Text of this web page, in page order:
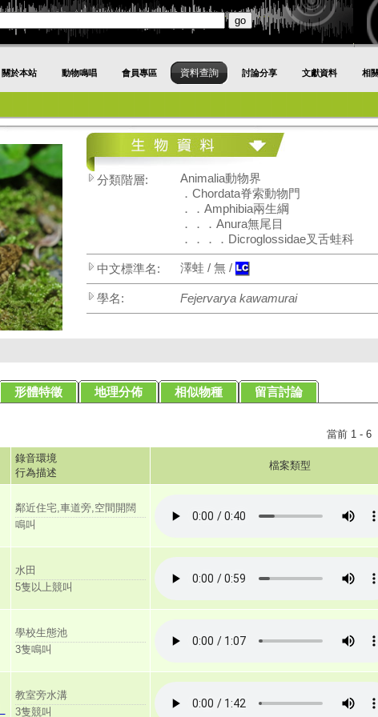
關於本站 動物鳴唱 會員專區 資料查詢 討論分享 文獻資料 相
分類階層:
Animalia動物界
．Chordata脊索動物門
．．Amphibia兩生綱
．．．Anura無尾目
．．．．Dicroglossidae叉舌蛙科
中文標準名: 澤蛙 / 無 /
學名: Fejervarya kawamurai
形體特徵 地理分佈 相似物種 留言討論
當前 1 - 6
錄音環境
行為描述
檔案類型
鄰近住宅,車道旁,空間開闊
鳴叫
水田
5隻以上競叫
學校生態池
3隻鳴叫
教室旁水溝
3隻競叫